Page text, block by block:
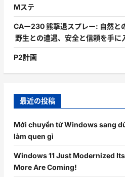
Mステ
CAー230 熊撃退スプレー: 自然と
野生との遭遇、安全と信頼を手に
P2計画
最近の投稿
Mới chuyển từ Windows sang
làm quen gì
Windows 11 Just Modernized
More Are Coming!